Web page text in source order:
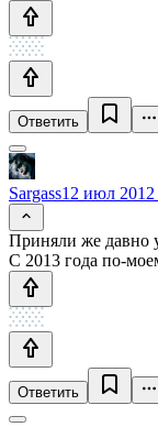
Ответить
Sargass12 июл 2012
Приняли же давно
С 2013 года по-
Ответить